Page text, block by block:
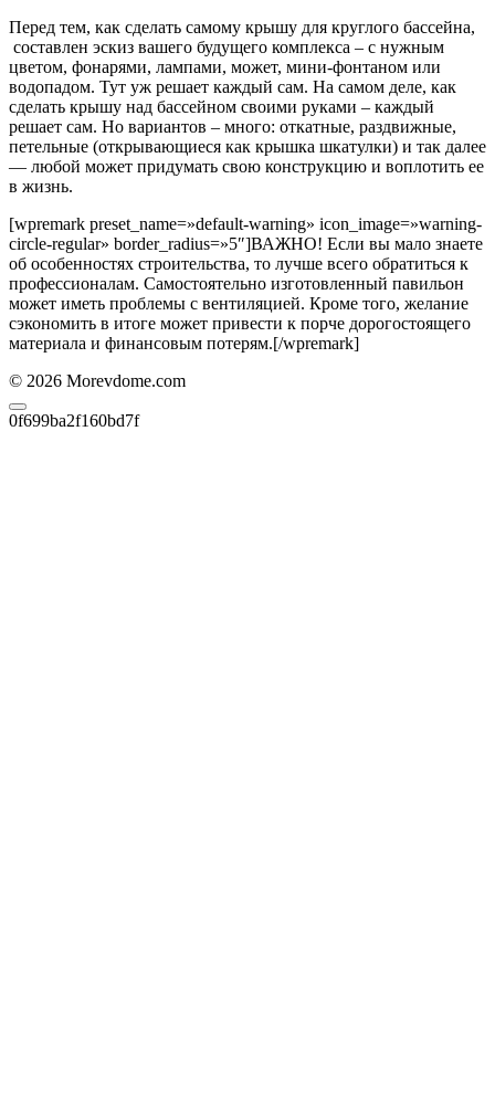
Перед тем, как сделать самому крышу для круглого бассейна,
составлен эскиз вашего будущего комплекса – с нужным
цветом, фонарями, лампами, может, мини-фонтаном или
водопадом. Тут уж решает каждый сам. На самом деле, как
сделать крышу над бассейном своими руками – каждый
решает сам. Но вариантов – много: откатные, раздвижные,
петельные (открывающиеся как крышка шкатулки) и так далее
— любой может придумать свою конструкцию и воплотить ее
в жизнь.
[wpremark preset_name=»default-warning» icon_image=»warning-
circle-regular» border_radius=»5″]ВАЖНО! Если вы мало знаете
об особенностях строительства, то лучше всего обратиться к
профессионалам. Самостоятельно изготовленный павильон
может иметь проблемы с вентиляцией. Кроме того, желание
сэкономить в итоге может привести к порче дорогостоящего
материала и финансовым потерям.[/wpremark]
© 2026 Morevdome.com
0f699ba2f160bd7f